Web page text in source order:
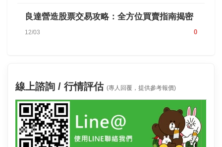
良達營造股票交易攻略：全方位買賣指南揭密
12/03 0
線上諮詢 / 行情評估 (專人回覆，提供參考報價)